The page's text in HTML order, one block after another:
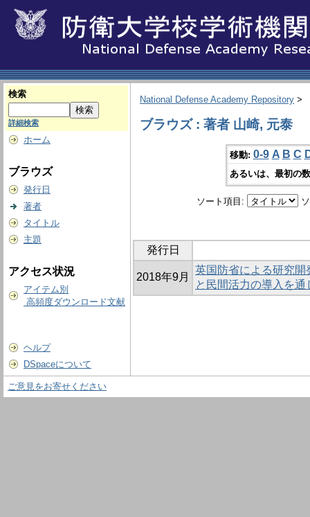
検索
詳細検索
ホーム
ブラウズ
発行日
著者
タイトル
主題
アクセス状況
アイテム別
高頻度ダウンロード文献
ヘルプ
DSpaceについて
National Defense Academy Repository >
ブラウズ : 著者 山崎, 元泰
移動: 0-9 A B C
あるいは、最初の
ソート項目:
発行日
2018年9月
英国防省による研究
と民間活力の導入を通
ご意見をお寄せください